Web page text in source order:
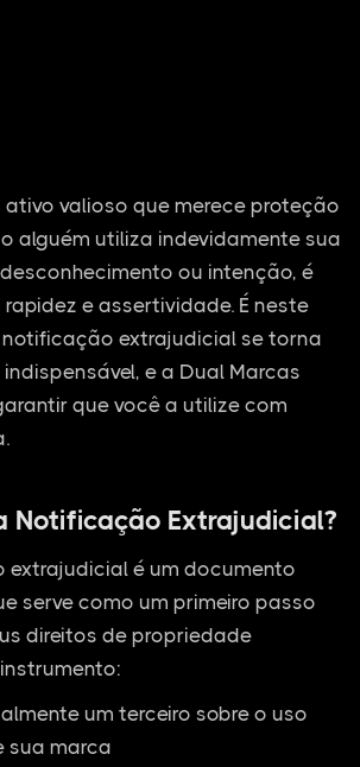
ativo valioso que merece proteção
alguém utiliza indevidamente sua
ou intenção, é
e assertividade. É neste
extrajudicial se torna
e a Dual Marcas
que você a utilize com
Notificação Extrajudicial?
extrajudicial é um documento
serve como um primeiro passo
direitos de propriedade
um terceiro sobre o uso
sua marca